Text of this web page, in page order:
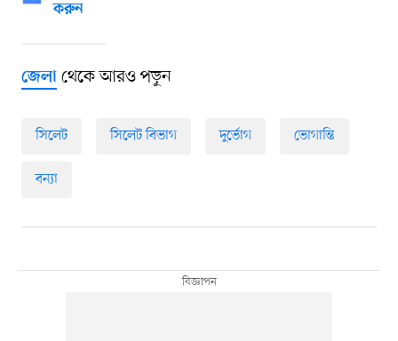
করুন
জেলাথেকে আরও পড়ুন
সিলেট সিলেট বিভাগ দুর্ভোগ ভোগান্তি
বন্যা